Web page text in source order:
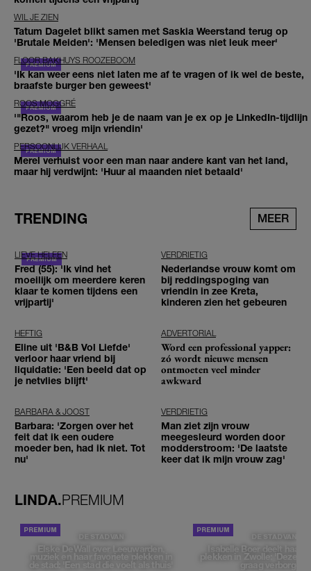
WIL JE ZIEN
Tatum Dagelet blikt samen met Saskia Weerstand terug op
'Brutale Meiden': 'Mensen beledigen was niet leuk meer'
FLOOR BAKHUYS ROOZEBOOM
'Ik kan weer eens niet laten me af te vragen of ik wel de beste,
braafste burger ben geweest'
ROOS MOGGRÉ
'"Roos, waarom heb je de naam van je ex op je LinkedIn-tijdlijn
gezet?" vroeg mijn vriendin'
PERSOONLIJK VERHAAL
Merel verhuist voor een man naar andere kant van het land,
maar hij verdwijnt: 'Huur al maanden niet betaald'
TRENDING MEER
LIEVE HELEEN
Fred (55): 'Ik vind het
moeilijk om meerdere keren
klaar te komen tijdens een
vrijpartij'
VERDRIETIG
Nederlandse vrouw komt om
bij reddingspoging van
vriendin in zee Kreta,
kinderen zien het gebeuren
HEFTIG
Eline uit 'B&B Vol Liefde'
verloor haar vriend bij
liquidatie: 'Een beeld dat op
je netvlies blijft'
ADVERTORIAL
Word een professional yapper:
zó wordt nieuwe mensen
ontmoeten veel minder
awkward
BARBARA & JOOST
Barbara: 'Zorgen over het
feit dat ik een oudere
moeder ben, had ik niet. Tot
nu'
VERDRIETIG
Man ziet zijn vrouw
meegesleurd worden door
modderstroom: 'De laatste
keer dat ik mijn vrouw zag'
LINDA.PREMIUM
DE STAD VAN
Elske DeWall over Leeuwarden,
muziek en haar favoriete plekken in
de stad: 'Een stad die voelt als thuis'
DE STAD VAN
Isabelle Boer deelt haar
plekken in Zwolle: 'Deze
graag verborgen'